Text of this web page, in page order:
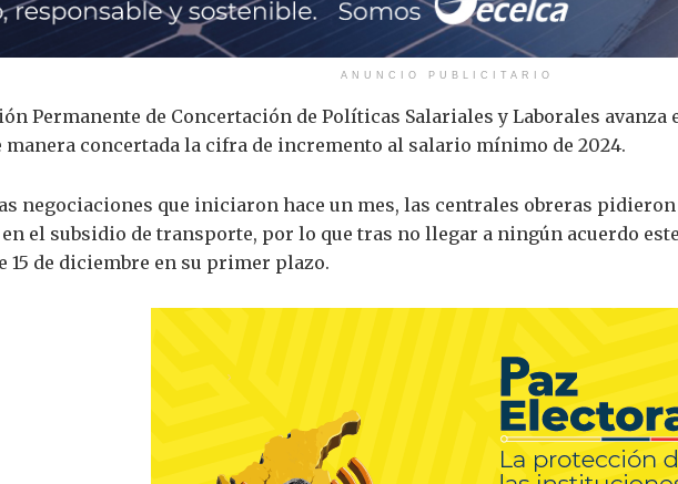
ANUNCIO PUBLICITARIO
Permanente de Concertación de Políticas Salariales y Laborales
concertada la cifra de incremento al salario mínimo de 2024.
negociaciones que iniciaron hace un mes, las centrales obreras
el subsidio de transporte, por lo que tras no llegar a ningún acuerdo
15 de diciembre en su primer plazo.